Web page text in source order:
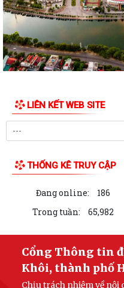
LIÊN KẾT WEB SITE
THỐNG KÊ TRUY CẬP
Đang online: 186
Trong tuần:
65,982
Cổng Thông tin
Khôi, thành phố
Chịu trách nhiệm về nội